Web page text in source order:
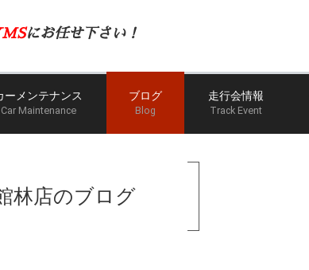
にお任せ下さい！
ーメンテナンス
Car Maintenance
ブログ
Blog
走行会情報
Track Event
林店のブログ